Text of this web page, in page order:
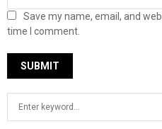
Save my name, email, and
time I comment.